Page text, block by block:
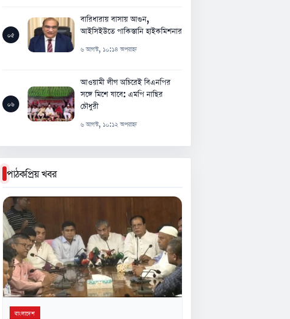
০৫
বারিধারায় বাসায় আগুন,
আইসিইউতে পাকিস্তানি হাইকমিশনার
৬ আগস্ট, ১০:১৪ অপরাহ্ন
০৬
আওয়ামী লীগ অচিরেই বিএনপির
সঙ্গে মিশে যাবে: এমপি নাছির
চৌধুরী
৬ আগস্ট, ১০:১২ অপরাহ্ন
পাঠকপ্রিয় খবর
বাংলাদেশ